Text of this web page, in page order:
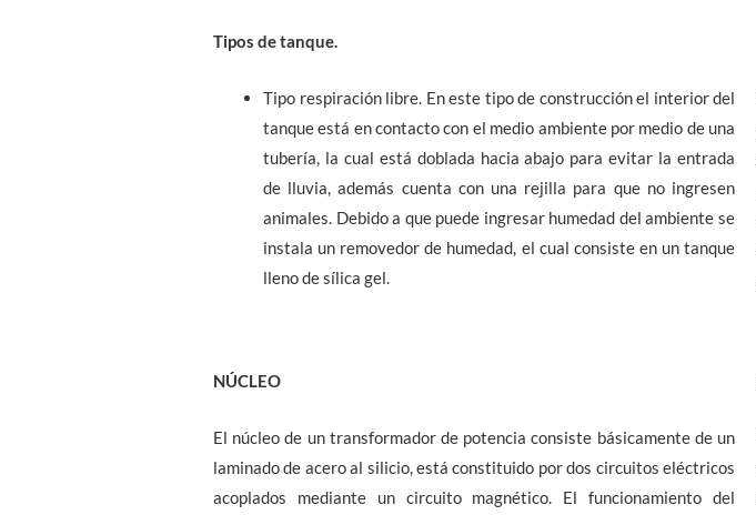
Tipos de tanque.
Tipo respiración libre. En este tipo de construcción el interior del
tanque está en contacto con el medio ambiente por medio de una
tubería, la cual está doblada hacia abajo para evitar la entrada
de lluvia, además cuenta con una rejilla para que no ingresen
animales. Debido a que puede ingresar humedad del ambiente se
instala un removedor de humedad, el cual consiste en un tanque
lleno de sílica gel.
NÚCLEO
El núcleo de un transformador de potencia consiste básicamente de un
laminado de acero al silicio, está constituido por dos circuitos eléctricos
acoplados mediante un circuito magnético. El funcionamiento del